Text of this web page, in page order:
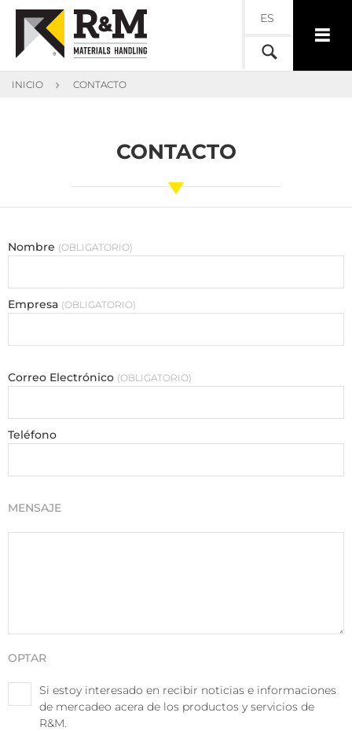
ES
INICIO CONTACTO
CONTACTO
Nombre OBLIGATORIO
Empresa OBLIGATORIO
Correo Electrónico OBLIGATORIO
Teléfono
MENSAJE
OPTAR
Si estoy interesado en recibir noticias e informaciones
de mercadeo acera de los productos y servicios de
R&M.